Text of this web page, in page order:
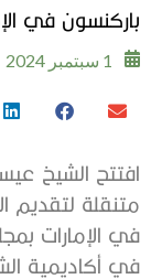
باركنسون في
1 سبتمبر 2024
افتتح الشيخ
متنقلة لتقديم
في الإمارات
في أكاديمية